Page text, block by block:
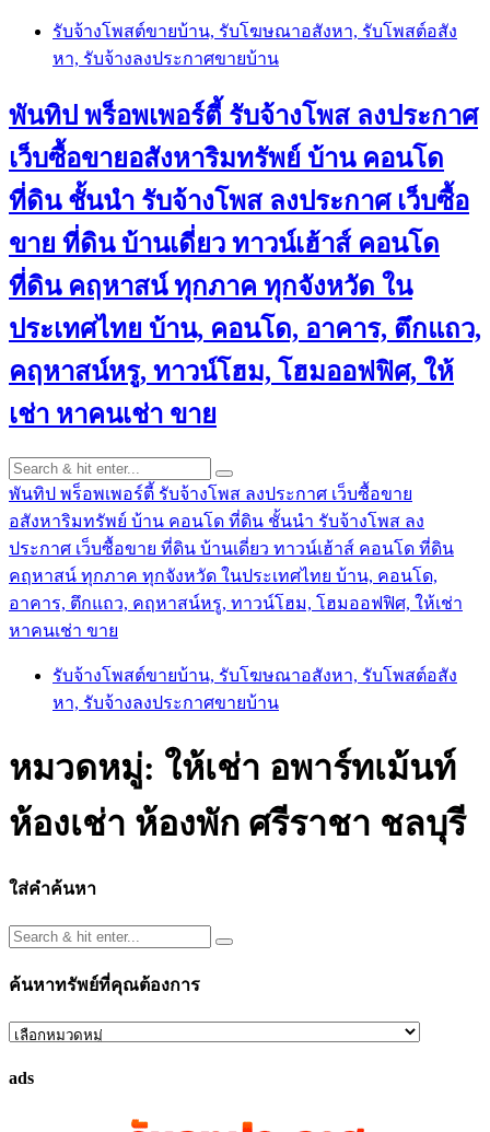
Skip
content
รับจ้างโพสต์ขายบ้าน, รับโฆษณาอสังหา, รับโพสต์อสัง
หา, รับจ้างลงประกาศขายบ้าน
พันทิป พร็อพเพอร์ตี้ รับจ้างโพส ลงประกาศ
เว็บซื้อขายอสังหาริมทรัพย์ บ้าน คอนโด
ที่ดิน ชั้นนำ รับจ้างโพส ลงประกาศ เว็บซื้อ
ขาย ที่ดิน บ้านเดี่ยว ทาวน์เฮ้าส์ คอนโด
ที่ดิน คฤหาสน์ ทุกภาค ทุกจังหวัด ใน
ประเทศไทย บ้าน, คอนโด, อาคาร, ตึกแถว,
คฤหาสน์หรู, ทาวน์โฮม, โฮมออฟฟิศ, ให้
เช่า หาคนเช่า ขาย
พันทิป พร็อพเพอร์ตี้ รับจ้างโพส ลงประกาศ เว็บซื้อขาย
อสังหาริมทรัพย์ บ้าน คอนโด ที่ดิน ชั้นนำ รับจ้างโพส ลง
ประกาศ เว็บซื้อขาย ที่ดิน บ้านเดี่ยว ทาวน์เฮ้าส์ คอนโด ที่ดิน
คฤหาสน์ ทุกภาค ทุกจังหวัด ในประเทศไทย บ้าน, คอนโด,
อาคาร, ตึกแถว, คฤหาสน์หรู, ทาวน์โฮม, โฮมออฟฟิศ, ให้เช่า
หาคนเช่า ขาย
รับจ้างโพสต์ขายบ้าน, รับโฆษณาอสังหา, รับโพสต์อสัง
หา, รับจ้างลงประกาศขายบ้าน
หมวดหมู่: ให้เช่า อพาร์ทเม้นท์
ห้องเช่า ห้องพัก ศรีราชา ชลบุรี
ใส่คำค้นหา
ค้นหาทรัพย์ที่คุณต้องการ
ค้นหา
ที่
ads